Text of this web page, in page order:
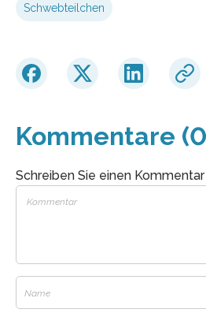
Schwebteilchen
Kommentare
Schreiben Sie einen Kommentar